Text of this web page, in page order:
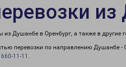
из Душанбе в Оренбург, а также в
перевозки по направлению Душанбе -
11-11 .